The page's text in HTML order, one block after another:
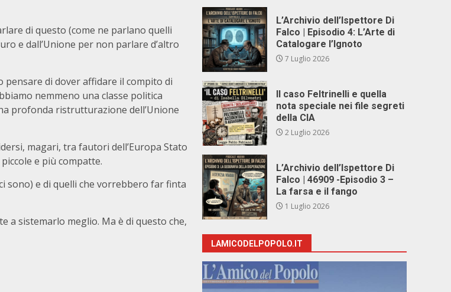
di questo (come ne parlano quelli
e dall’Unione per non parlare d’altro
pensare di dover affidare il compito di
nemmeno una classe politica
profonda ristrutturazione dell’Unione
magari, tra fautori dell’Europa Stato
e più compatte.
sono) e di quelli che vorrebbero far finta
a sistemarlo meglio. Ma è di questo che,
L’Archivio dell’Ispettore Di
Falco | Episodio 4: L’Arte di
Catalogare l’Ignoto
7 Luglio 2026
Il caso Feltrinelli e quella
nota speciale nei file segreti
della CIA
2 Luglio 2026
L’Archivio dell’Ispettore Di
Falco | 46909 -Episodio 3 –
La farsa e il fango
1 Luglio 2026
LAMICODELPOPOLO.IT